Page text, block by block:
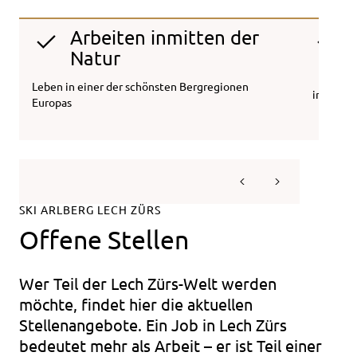
Arbeiten inmitten der
Natur
Leben in einer der schönsten Bergregionen
Europas
in allen
SKI ARLBERG LECH ZÜRS
Offene Stellen
Wer Teil der Lech Zürs-Welt werden
möchte, findet hier die aktuellen
Stellenangebote. Ein Job in Lech Zürs
bedeutet mehr als Arbeit – er ist Teil einer